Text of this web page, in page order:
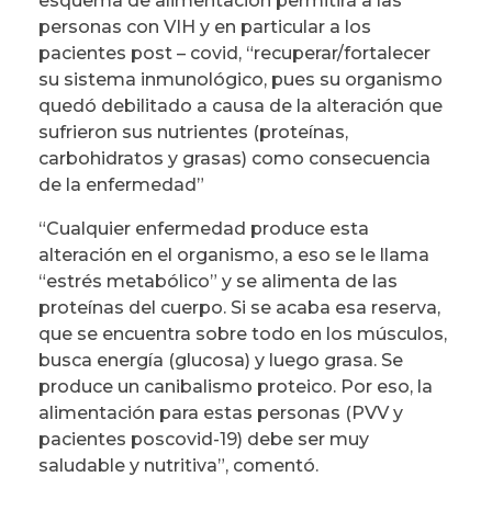
personas con VIH y en particular a los
pacientes post – covid, “recuperar/fortalecer
su sistema inmunológico, pues su organismo
quedó debilitado a causa de la alteración que
sufrieron sus nutrientes (proteínas,
carbohidratos y grasas) como consecuencia
de la enfermedad”
“Cualquier enfermedad produce esta
alteración en el organismo, a eso se le llama
“estrés metabólico” y se alimenta de las
proteínas del cuerpo. Si se acaba esa reserva,
que se encuentra sobre todo en los músculos,
busca energía (glucosa) y luego grasa. Se
produce un canibalismo proteico. Por eso, la
alimentación para estas personas (PVV y
pacientes poscovid-19) debe ser muy
saludable y nutritiva”, comentó.